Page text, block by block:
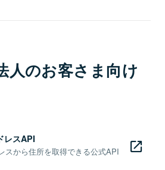
人のお客さま向け
レスAPI
スから住所を取得できる公式API